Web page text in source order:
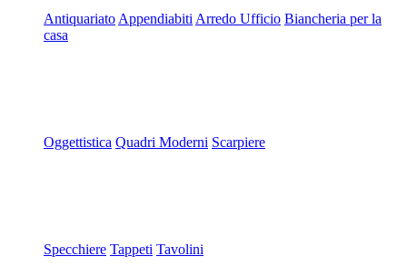
Antiquariato Appendiabiti Arredo Ufficio Biancheria per la
casa
Oggettistica Quadri Moderni Scarpiere
Specchiere Tappeti Tavolini